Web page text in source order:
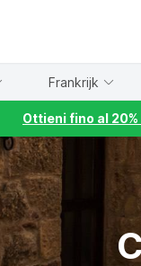
Frankrijk
Ottieni fino al